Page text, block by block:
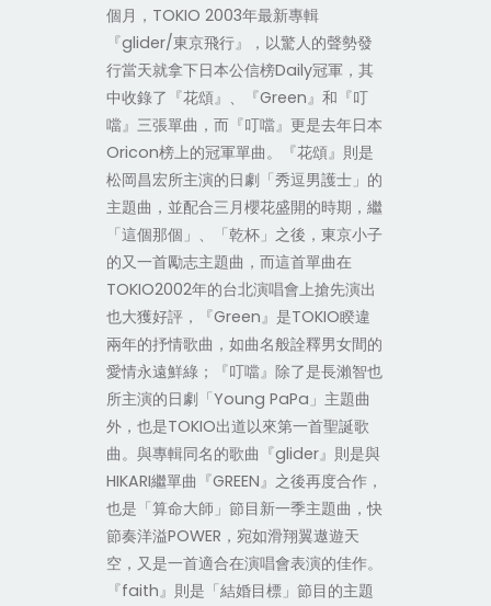
個月，TOKIO 2003年最新專輯
『glider/東京飛行』，以驚人的聲勢發
行當天就拿下日本公信榜Daily冠軍，其
中收錄了『花頌』、『Green』和『叮
噹』三張單曲，而『叮噹』更是去年日本
Oricon榜上的冠軍單曲。『花頌』則是
松岡昌宏所主演的日劇「秀逗男護士」的
主題曲，並配合三月櫻花盛開的時期，繼
「這個那個」、「乾杯」之後，東京小子
的又一首勵志主題曲，而這首單曲在
TOKIO2002年的台北演唱會上搶先演出
也大獲好評，『Green』是TOKIO睽違
兩年的抒情歌曲，如曲名般詮釋男女間的
愛情永遠鮮綠；『叮噹』除了是長瀨智也
所主演的日劇「Young PaPa」主題曲
外，也是TOKIO出道以來第一首聖誕歌
曲。與專輯同名的歌曲『glider』則是與
HIKARI繼單曲『GREEN』之後再度合作，
也是「算命大師」節目新一季主題曲，快
節奏洋溢POWER，宛如滑翔翼遨遊天
空，又是一首適合在演唱會表演的佳作。
『faith』則是「結婚目標」節目的主題